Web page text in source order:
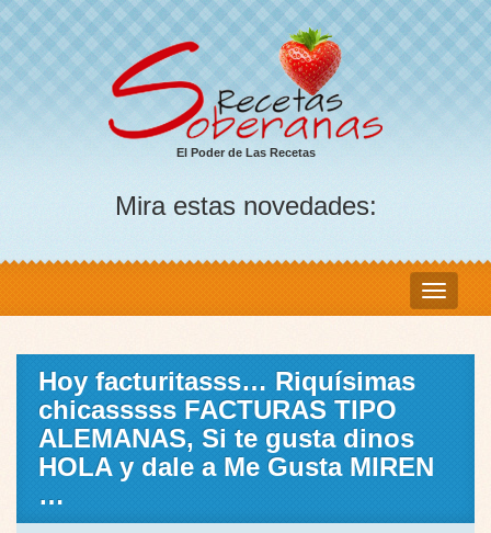
El Poder de Las Recetas
Mira estas novedades:
Hoy facturitasss… Riquísimas
chicasssss FACTURAS TIPO
ALEMANAS, Si te gusta dinos
HOLA y dale a Me Gusta MIREN
…